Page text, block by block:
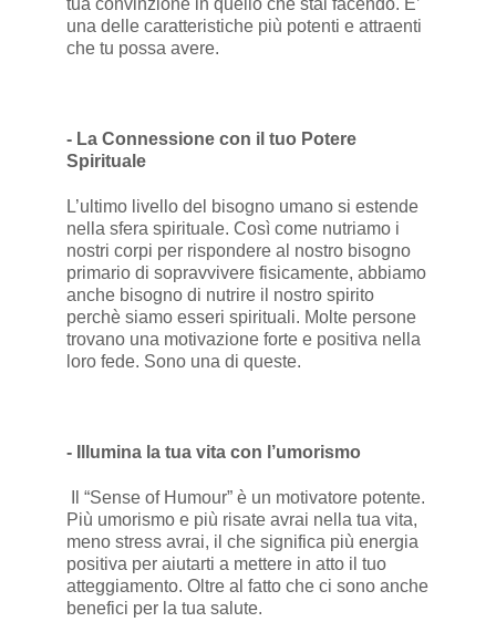
tua convinzione in quello che stai facendo. E’
una delle caratteristiche più potenti e attraenti
che tu possa avere.
- La Connessione con il tuo Potere
Spirituale
L’ultimo livello del bisogno umano si estende
nella sfera spirituale. Così come nutriamo i
nostri corpi per rispondere al nostro bisogno
primario di sopravvivere fisicamente, abbiamo
anche bisogno di nutrire il nostro spirito
perchè siamo esseri spirituali. Molte persone
trovano una motivazione forte e positiva nella
loro fede. Sono una di queste.
- Illumina la tua vita con l’umorismo
Il “Sense of Humour” è un motivatore potente.
Più umorismo e più risate avrai nella tua vita,
meno stress avrai, il che significa più energia
positiva per aiutarti a mettere in atto il tuo
atteggiamento. Oltre al fatto che ci sono anche
benefici per la tua salute.